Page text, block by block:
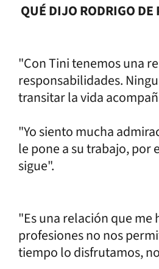
QUÉ DIJO RODRIGO
"Con Tini tenemos una
responsabilidades.
transitar la vida
"Yo siento mucha
le pone a su trabajo, por
sigue".
"Es una relación que me
profesiones no nos
tiempo lo disfrutamos,